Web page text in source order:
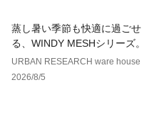
蒸し暑い季節も快適に過ごせ
る、WINDY MESHシリーズ。
URBAN RESEARCH ware house
2026/8/5